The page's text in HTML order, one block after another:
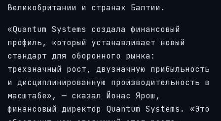
Великобритании и странах Балтии.
«Quantum Systems создала финансовый
профиль, который устанавливает новый
стандарт для оборонного рынка:
трехзначный рост, двузначную прибыльность
и дисциплинированную производительность в
масштабе», — сказал Йонас Ярош,
финансовый директор Quantum Systems. «Это